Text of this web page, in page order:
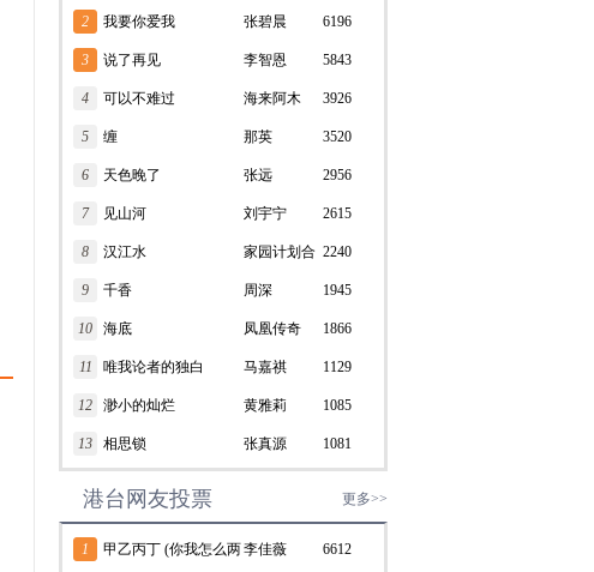
2 我要你爱我 张碧晨 6196
3 说了再见 李智恩 5843
4 可以不难过 海来阿木 3926
5 缠 那英 3520
6 天色晚了 张远 2956
7 见山河 刘宇宁 2615
8 汉江水 家园计划合
唱团
2240
9 千香 周深 1945
10 海底 凤凰传奇 1866
11 唯我论者的独白 马嘉祺 1129
12 渺小的灿烂 黄雅莉 1085
13 相思锁 张真源 1081
港台网友投票 更多>>
1 甲乙丙丁 (你我怎么两李佳薇 6612